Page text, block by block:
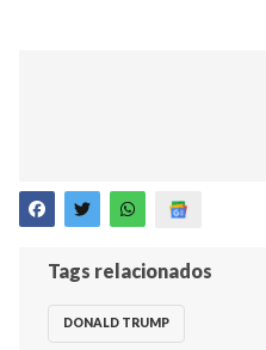
Tags relacionados
DONALD TRUMP